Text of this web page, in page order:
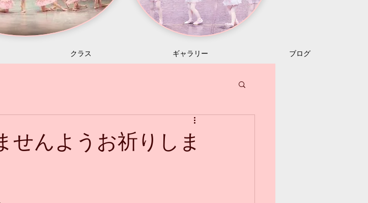
クラス ギャラリー ブログ
せんようお祈りしま